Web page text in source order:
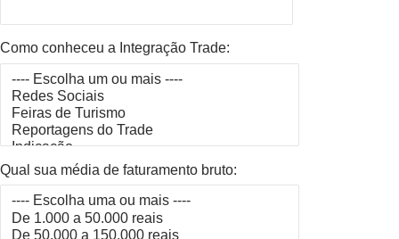
Como conheceu a Integração Trade:
Qual sua média de faturamento bruto: